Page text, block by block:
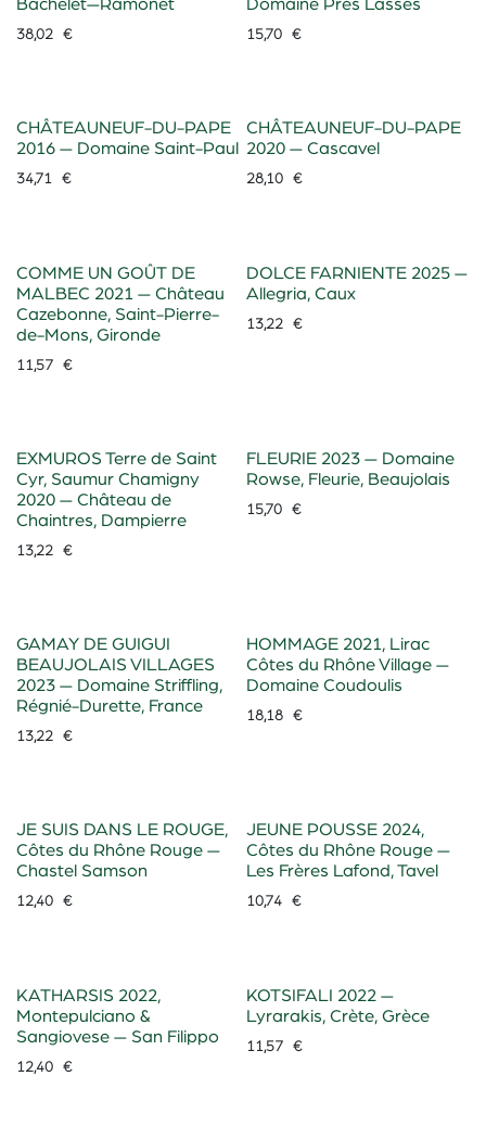
Bachelet—Ramonet
38,02 €
Domaine Prés Lasses
15,70€
CHÂTEAUNEUF-DU-PAPE
2016 — Domaine Saint-Paul
34,71 €
CHÂTEAUNEUF-DU-PAPE
2020 — Cascavel
28,10€
COMME UN GOÛT DE
MALBEC 2021 — Château
Cazebonne, Saint-Pierre-
de-Mons, Gironde
11,57 €
DOLCE FARNIENTE 2025 —
Allegria, Caux
13,22€
EXMUROS Terre de Saint
Cyr, Saumur Chamigny
2020 — Château de
Chaintres, Dampierre
13,22 €
FLEURIE 2023 — Domaine
Rowse, Fleurie, Beaujolais
15,70€
GAMAY DE GUIGUI
BEAUJOLAIS VILLAGES
2023 — Domaine Striffling,
Régnié-Durette, France
13,22 €
HOMMAGE 2021, Lirac
Côtes du Rhône Village —
Domaine Coudoulis
18,18€
JE SUIS DANS LE ROUGE,
Côtes du Rhône Rouge —
Chastel Samson
12,40 €
JEUNE POUSSE 2024,
Côtes du Rhône Rouge —
Les Frères Lafond, Tavel
10,74€
KATHARSIS 2022,
Montepulciano &
Sangiovese — San Filippo
12,40 €
KOTSIFALI 2022 —
Lyrarakis, Crète, Grèce
11,57€